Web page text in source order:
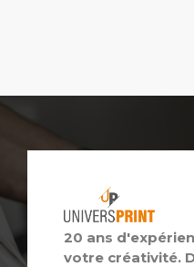
20 ans
votre créativité.